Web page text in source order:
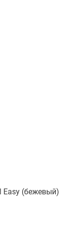
Easy (бежевый)